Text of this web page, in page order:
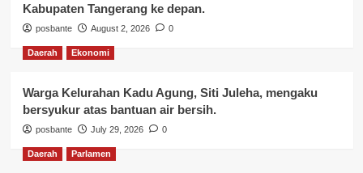
Kabupaten Tangerang ke depan.
posbante August 2, 2026 0
Daerah Ekonomi
Warga Kelurahan Kadu Agung, Siti Juleha, mengaku
bersyukur atas bantuan air bersih.
posbante July 29, 2026 0
Daerah Parlamen